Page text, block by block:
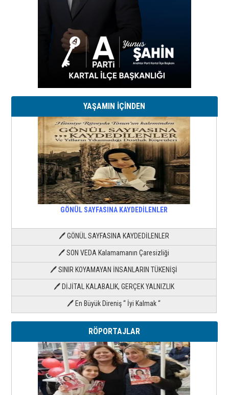
YAŞAMIN İÇİNDEN
GÖNÜL SAYFASINA KAYDEDİLENLER
🖊 GÖNÜL SAYFASINA KAYDEDİLENLER
🖊 SON VEDA Kalamamanın Çaresizliği
🖊 SINIR KOYAMAYAN İNSANLARIN TÜKENİŞİ
🖊 DİJİTAL KALABALIK, GERÇEK YALNIZLIK
🖊 En Büyük Direniş “ İyi Kalmak “
RÖPORTAJLAR